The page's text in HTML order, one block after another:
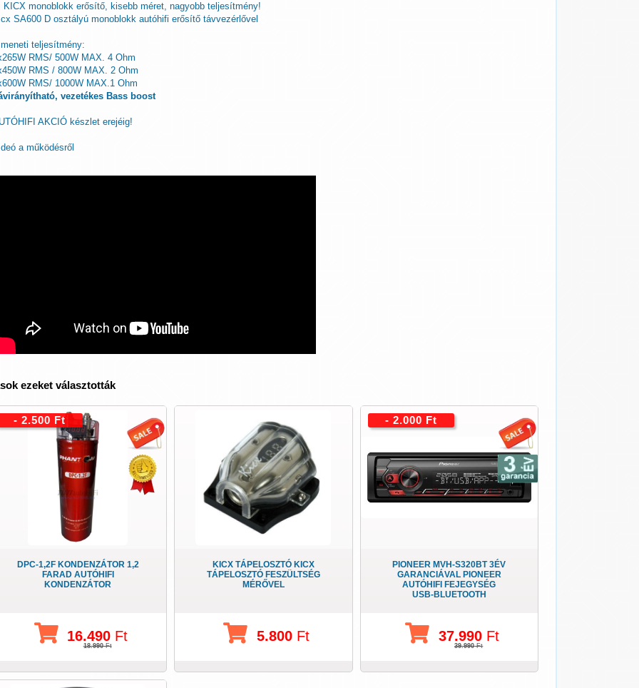
KICX monoblokk erősítő, kisebb méret, nagyobb teljesítmény!
SA600 D osztályú monoblokk autóhifi erősítő távvezérlővel
teljesítmény:
RMS/ 500W MAX. 4 Ohm
RMS / 800W MAX. 2 Ohm
RMS/ 1000W MAX.1 Ohm
vezetékes Bass boost
AKCIÓ készlet erejéig!
a működésről
ezeket választották
DPC-1,2F KONDENZÁTOR 1,2
FARAD AUTÓHIFI
KONDENZÁTOR
16.490 Ft
18.990Ft
- 2.500 Ft
KICX TÁPELOSZTÓ KICX
TÁPELOSZTÓ FESZÜLTSÉG
MÉRŐVEL
5.800Ft
PIONEER MVH-S320BT 3ÉV
GARANCIÁVAL PIONEER
AUTÓHIFI FEJEGYSÉG
USB-BLUETOOTH
37.990Ft
39.990Ft
- 2.000 Ft